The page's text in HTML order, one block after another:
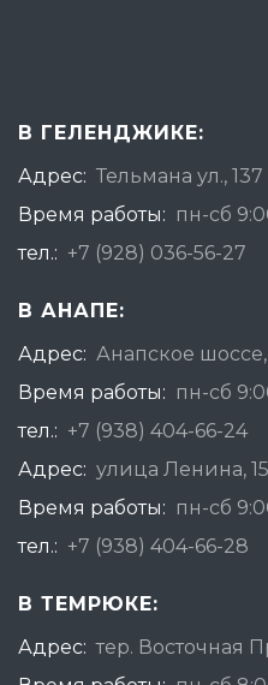
В ГЕЛЕНДЖИКЕ:
Адрес: Тельмана ул., 137
Время работы: пн-сб
тел.: +7 (928) 036-56-27
В АНАПЕ:
Адрес: Анапское шоссе,
Время работы: пн-сб
тел.: +7 (938) 404-66-24
Адрес: улица Ленина,
Время работы: пн-сб
тел.: +7 (938) 404-66-28
В ТЕМРЮКЕ:
Адрес: тер. Восточная